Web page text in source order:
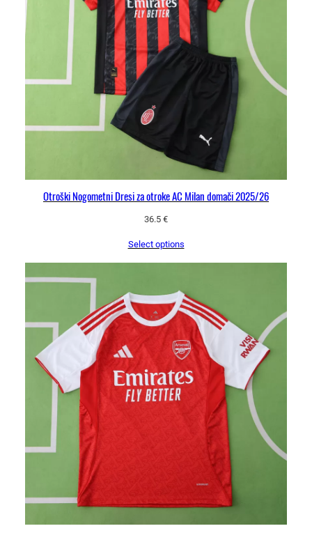
Otroški Nogometni Dresi za otroke AC Milan domači 2025/26
36.5 €
Select options